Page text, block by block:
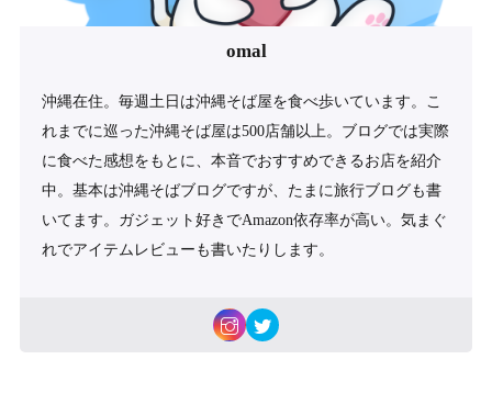
omal
沖縄在住。毎週土日は沖縄そば屋を食べ歩いています。こ
れまでに巡った沖縄そば屋は500店舗以上。ブログでは実際
に食べた感想をもとに、本音でおすすめできるお店を紹介
中。基本は沖縄そばブログですが、たまに旅行ブログも書
いてます。ガジェット好きでAmazon依存率が高い。気まぐ
れでアイテムレビューも書いたりします。